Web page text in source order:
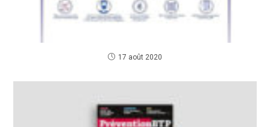
17 août 2020